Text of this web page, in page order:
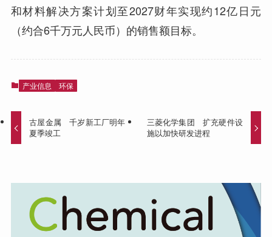
和材料解决方案计划至2027财年实现约12亿日元
（约合6千万元人民币）的销售额目标。
产业信息 环保
古屋金属 千岁新工厂明年
夏季竣工
三菱化学集团 扩充硬件设
施以加快研发进程